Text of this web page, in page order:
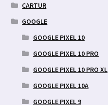
CARTUR
GOOGLE
GOOGLE PIXEL 10
GOOGLE PIXEL 10 PRO
GOOGLE PIXEL 10 PRO XL
GOOGLE PIXEL 10A
GOOGLE PIXEL 9